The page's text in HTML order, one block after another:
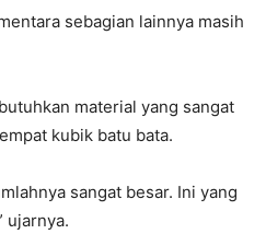
sebagian lainnya masih
material yang sangat
kubik batu bata.
sangat besar. Ini yang
ujarnya.